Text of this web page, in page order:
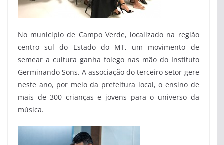
No município de Campo Verde, localizado na região
centro sul do Estado do MT, um movimento de
semear a cultura ganha folego nas mão do Instituto
Germinando Sons. A associação do terceiro setor gere
neste ano, por meio da prefeitura local, o ensino de
mais de 300 crianças e jovens para o universo da
música.